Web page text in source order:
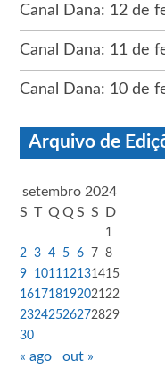
Canal Dana: 12 de
Canal Dana: 11 de
Canal Dana: 10 de
Arquivo de
setembro 2024
S T Q Q S S D
1
2
3 4 5 6 7 8
9
1011 12131415
161718192021 22
23242526272829
30
« ago out »